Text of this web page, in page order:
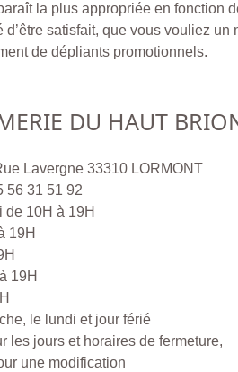
la plus appropriée en fonction
d’être satisfait, que vous vouliez un
de dépliants promotionnels.
DU HAUT
Lavergne 33310 LORMONT
56 31 51 92
de 10H à 19H
19H
19H
le lundi et jour férié
les jours et horaires de fermeture,
une modification